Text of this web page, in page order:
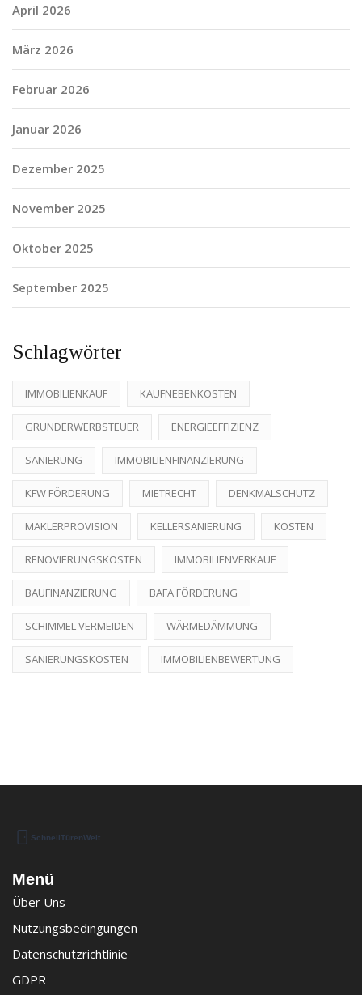
April 2026
März 2026
Februar 2026
Januar 2026
Dezember 2025
November 2025
Oktober 2025
September 2025
Schlagwörter
IMMOBILIENKAUF KAUFNEBENKOSTEN
GRUNDERWERBSTEUER ENERGIEEFFIZIENZ
SANIERUNG IMMOBILIENFINANZIERUNG
KFW FÖRDERUNG MIETRECHT DENKMALSCHUTZ
MAKLERPROVISION KELLERSANIERUNG KOSTEN
RENOVIERUNGSKOSTEN IMMOBILIENVERKAUF
BAUFINANZIERUNG BAFA FÖRDERUNG
SCHIMMEL VERMEIDEN WÄRMEDÄMMUNG
SANIERUNGSKOSTEN IMMOBILIENBEWERTUNG
Menü
Über Uns
Nutzungsbedingungen
Datenschutzrichtlinie
GDPR